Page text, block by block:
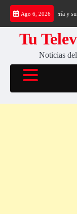
Saltar
contenido
Ago 6, 2026
al Cerro Cantería y su
Tu
Noticias